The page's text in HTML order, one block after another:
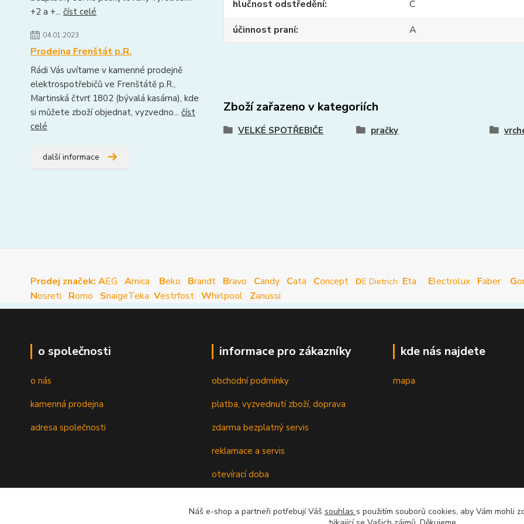
+2 a +... číst celé
04.01.2023
Prodejna Frenštát p.R.
Rádi Vás uvítame v kamenné prodejně
elektrospotřebičů ve Frenštátě p.R.,
Martinská čtvrť 1802 (bývalá kasárna), kde
si můžete zboží objednat, vyzvedno... číst
celé
další informace
hlučnost odstředění
C
účinnost praní
A
Zboží zařazeno v kategoriích
VELKÉ SPOTŘEBIČE pračky
Prodej značek: AEG Amica Beko Brandt Bravo Candy Cata Concept DE Dietrich Eta Electrolux Faber G
Nosreti Romo SnaigeTeka Vestrfost Whirlpool Zanussi
o společnosti
o nás
kamenná prodejna
adresa společnosti
informace pro zákazníky
obchodní podmínky
platba, vyzvednutí zboží, doprava
zdarma bezplatný servis
reklamace a servis
otevírací doba
kde nás najdete
mapa
Náš e-shop a partneři potřebují Váš souhlas s použitím souborů cookies, aby Vám mohli